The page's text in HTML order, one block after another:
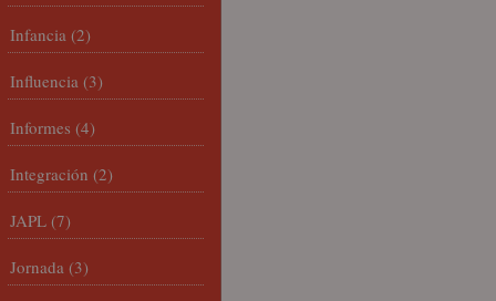
Infancia (2)
Influencia (3)
Informes (4)
Integración (2)
JAPL (7)
Jornada (3)